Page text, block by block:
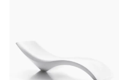
Les
options
peuvent